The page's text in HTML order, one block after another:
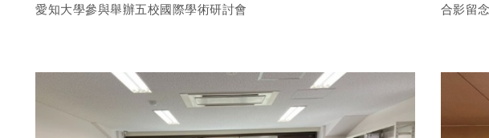
愛知大學參與舉辦五校國際學術研討會 合影留